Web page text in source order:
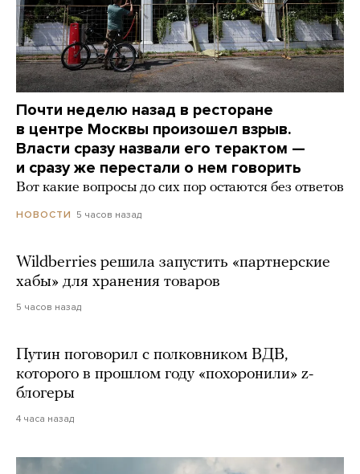
Почти неделю назад в ресторане
в центре Москвы произошел взрыв.
Власти сразу назвали его терактом —
и сразу же перестали о нем говорить
Вот какие вопросы до сих пор остаются без ответов
НОВОСТИ 5 часов назад
Wildberries решила запустить «партнерские
хабы» для хранения товаров
5 часов назад
Путин поговорил с полковником ВДВ,
которого в прошлом году «похоронили» z-
блогеры
4 часа назад